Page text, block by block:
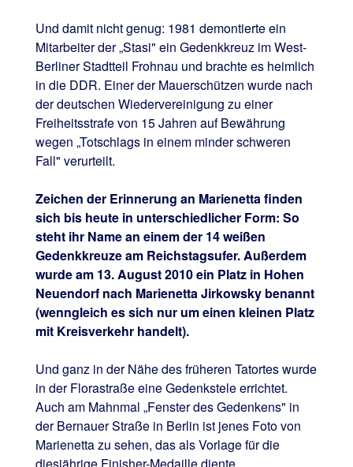
Und damit nicht genug: 1981 demontierte ein
Mitarbeiter der „Stasi" ein Gedenkkreuz im West-
Berliner Stadtteil Frohnau und brachte es heimlich
in die DDR. Einer der Mauerschützen wurde nach
der deutschen Wiedervereinigung zu einer
Freiheitsstrafe von 15 Jahren auf Bewährung
wegen „Totschlags in einem minder schweren
Fall" verurteilt.
Zeichen der Erinnerung an Marienetta finden
sich bis heute in unterschiedlicher Form: So
steht ihr Name an einem der 14 weißen
Gedenkkreuze am Reichstagsufer. Außerdem
wurde am 13. August 2010 ein Platz in Hohen
Neuendorf nach Marienetta Jirkowsky benannt
(wenngleich es sich nur um einen kleinen Platz
mit Kreisverkehr handelt).
Und ganz in der Nähe des früheren Tatortes wurde
in der Florastraße eine Gedenkstele errichtet.
Auch am Mahnmal „Fenster des Gedenkens" in
der Bernauer Straße in Berlin ist jenes Foto von
Marienetta zu sehen, das als Vorlage für die
diesjährige Finisher-Medaille diente.